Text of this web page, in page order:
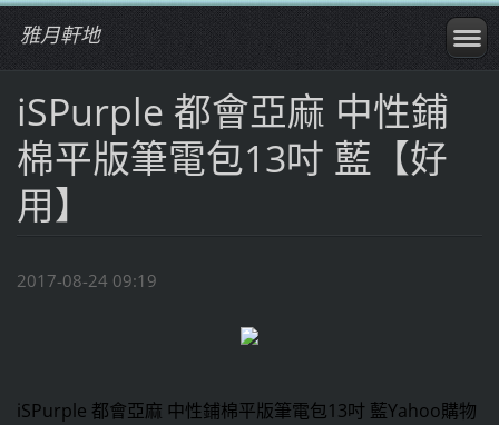
雅月軒地
iSPurple 都會亞麻 中性鋪
棉平版筆電包13吋 藍【好
用】
2017-08-24 09:19
iSPurple 都會亞麻 中性鋪棉平版筆電包13吋 藍Yahoo購物